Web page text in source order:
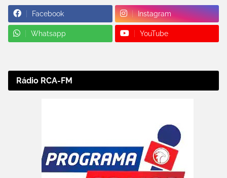
Facebook Instagram
Whatsapp YouTube
Rádio RCA-FM